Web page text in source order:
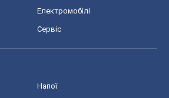
Електромобілі
Сервіс
Напої